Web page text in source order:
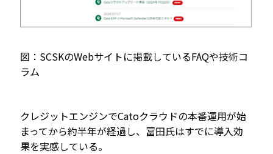
図：SCSKのWebサイトに掲載しているFAQや技術コ
ラム
クレジットエンジンでCatoクラウドの本番運用が始
まってから約半年が経過し、冨田氏はすでに導入効
果を実感している。